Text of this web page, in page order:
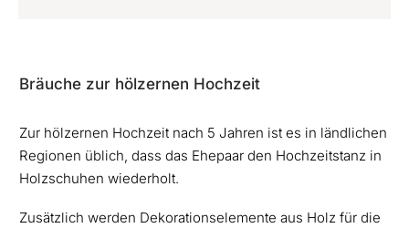
Bräuche zur hölzernen Hochzeit
Zur hölzernen Hochzeit nach 5 Jahren ist es in ländlichen
Regionen üblich, dass das Ehepaar den Hochzeitstanz in
Holzschuhen wiederholt.
Zusätzlich werden Dekorationselemente aus Holz für die